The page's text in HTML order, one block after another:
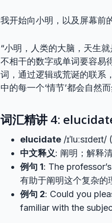
我开始向小明，以及屏幕前
“小明，人类的大脑，天生
不相干的数字或单词要容易
词，通过逻辑或荒诞的联系
中的每一个‘情节’都会自然
词汇精讲 4:
elucidate /
中文释义: 阐明；解释
例句 1: The
有助于阐明这个复杂的
例句 2: Could you
familiar with the